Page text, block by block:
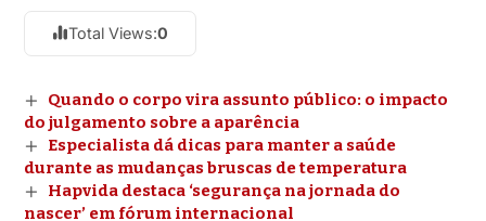
Total Views:0
Quando o corpo vira assunto público: o impacto
do julgamento sobre a aparência
Especialista dá dicas para manter a saúde
durante as mudanças bruscas de temperatura
Hapvida destaca ‘segurança na jornada do
nascer’ em fórum internacional